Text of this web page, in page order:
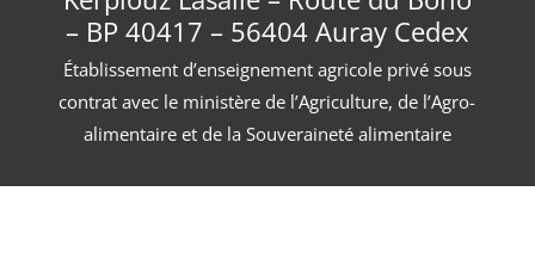
– BP 40417 – 56404 Auray Cedex
Établissement d’enseignement agricole privé sous
contrat avec le ministère de l’Agriculture, de l’Agro-
alimentaire et de la Souveraineté alimentaire